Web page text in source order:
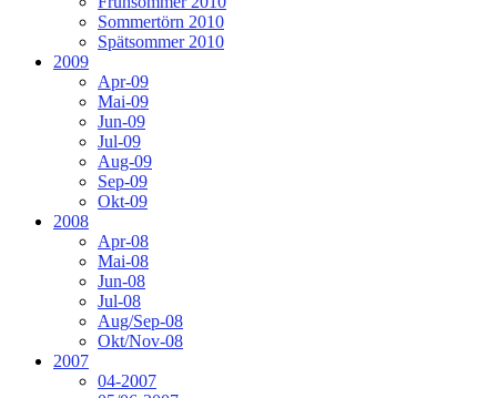
Sommertörn 2010
Spätsommer 2010
2009
Apr-09
Mai-09
Jun-09
Jul-09
Aug-09
Sep-09
Okt-09
2008
Apr-08
Mai-08
Jun-08
Jul-08
Aug/Sep-08
Okt/Nov-08
2007
04-2007